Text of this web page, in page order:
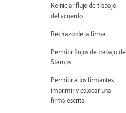
Reiniciar flujo de trabajo
del acuerdo
Rechazo de la firma
Permitir flujos de trabajo de
Stamps
Permitir a los firmantes
imprimir y colocar una
firma escrita